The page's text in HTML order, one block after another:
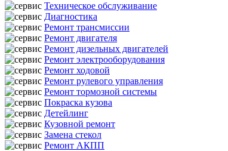
Техническое обслуживание
Диагностика
Ремонт трансмиссии
Ремонт двигателя
Ремонт дизельных двигателей
Ремонт электрооборудования
Ремонт ходовой
Ремонт рулевого управления
Ремонт тормозной системы
Покраска кузова
Детейлинг
Кузовной ремонт
Замена стекол
Ремонт АКПП